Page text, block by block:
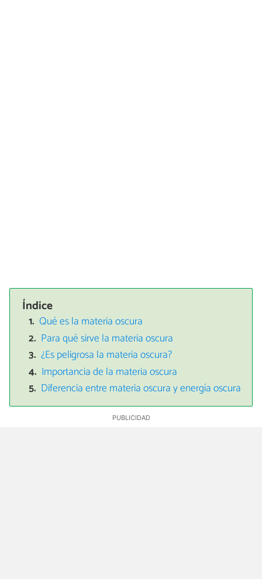
Índice
Qué es la materia oscura
Para qué sirve la materia oscura
¿Es peligrosa la materia oscura?
Importancia de la materia oscura
Diferencia entre materia oscura y energía oscura